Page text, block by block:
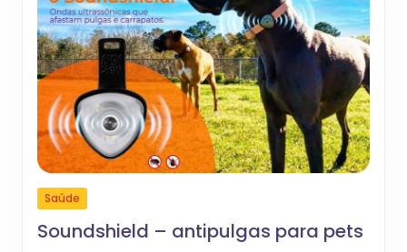
Saúde
Soundshield – antipulgas para pets